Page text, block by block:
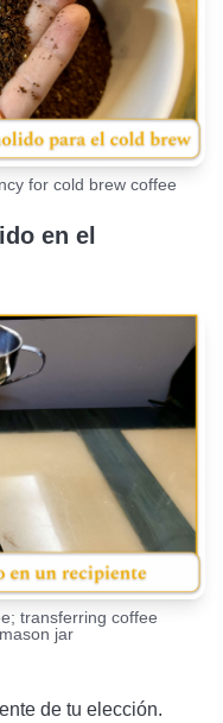
for cold brew coffee
en el
transferring coffee
jar
de tu elección.